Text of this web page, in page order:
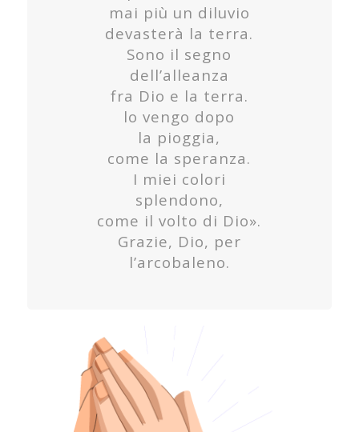
mai più un diluvio
devasterà la terra.
Sono il segno
dell’alleanza
fra Dio e la terra.
lo vengo dopo
la pioggia,
come la speranza.
I miei colori
splendono,
come il volto di Dio».
Grazie, Dio, per
l’arcobaleno.